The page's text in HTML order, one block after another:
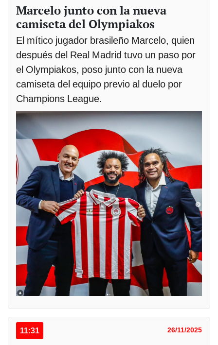
Marcelo junto con la nueva
camiseta del Olympiakos
El mítico jugador brasileño Marcelo, quien
después del Real Madrid tuvo un paso por
el Olympiakos, poso junto con la nueva
camiseta del equipo previo al duelo por
Champions League.
11:31 26/11/2025